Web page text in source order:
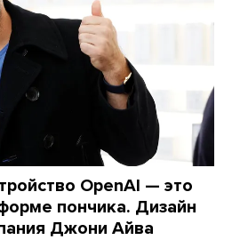
OpenAI — это
пончика. Дизайн
Джони Айва